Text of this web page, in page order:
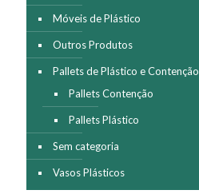
Móveis de Plástico
Outros Produtos
Pallets de Plástico e Contenção
Pallets Contenção
Pallets Plástico
Sem categoria
Vasos Plásticos